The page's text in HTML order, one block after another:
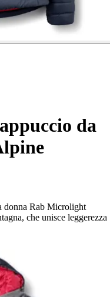
da
donna Rab Microlight
che unisce leggerezza